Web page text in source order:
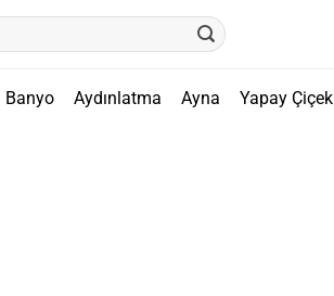
Banyo Aydınlatma Ayna Yapay Çiçek